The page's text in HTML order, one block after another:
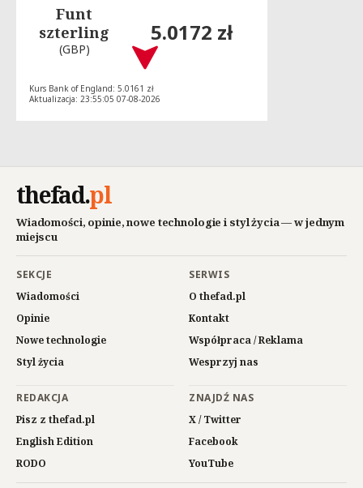
Funt
szterling
(GBP)
5.0172 zł
Kurs Bank of England: 5.0161 zł
Aktualizacja: 23:55:05 07-08-2026
thefad.pl
Wiadomości, opinie, nowe technologie i styl życia — w jednym
miejscu
SEKCJE
Wiadomości
Opinie
Nowe technologie
Styl życia
SERWIS
O thefad.pl
Kontakt
Współpraca / Reklama
Wesprzyj nas
REDAKCJA
Pisz z thefad.pl
English Edition
RODO
ZNAJDŹ NAS
X / Twitter
Facebook
YouTube